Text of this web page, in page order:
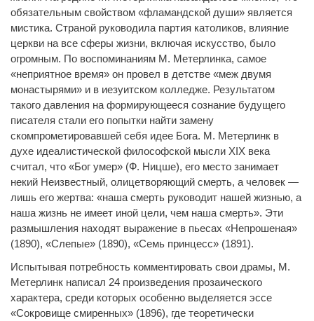
обязательным свойством «фламандской души» является
мистика. Страной руководила партия католиков, влияние
церкви на все сферы жизни, включая искусство, было
огромным. По воспоминаниям М. Метерлинка, самое
«неприятное время» он провел в детстве «меж двумя
монастырями» и в иезуитском колледже. Результатом
такого давления на формирующееся сознание будущего
писателя стали его попытки найти замену
скомпрометировавшей себя идее Бога. М. Метерлинк в
духе идеалистической философской мысли XIX века
считал, что «Бог умер» (Ф. Ницше), его место занимает
некий Неизвестный, олицетворяющий смерть, а человек —
лишь его жертва: «наша смерть руководит нашей жизнью, а
наша жизнь не имеет иной цели, чем наша смерть». Эти
размышления находят выражение в пьесах «Непрошеная»
(1890), «Слепые» (1890), «Семь принцесс» (1891).
Испытывая потребность комментировать свои драмы, М.
Метерлинк написал 24 произведения прозаического
характера, среди которых особенно выделяется эссе
«Сокровище смиренных» (1896), где теоретически